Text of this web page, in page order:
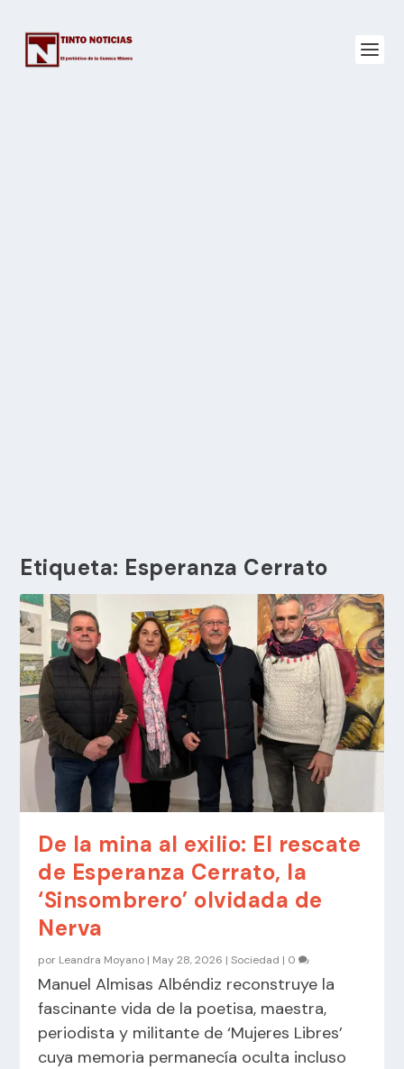
Etiqueta: Esperanza Cerrato
De la mina al exilio: El rescate
de Esperanza Cerrato, la
‘Sinsombrero’ olvidada de
Nerva
por Leandra Moyano | May 28, 2026 |Sociedad | 0
Manuel Almisas Albéndiz reconstruye la
fascinante vida de la poetisa, maestra,
periodista y militante de ‘Mujeres Libres’
cuya memoria permanecía oculta incluso